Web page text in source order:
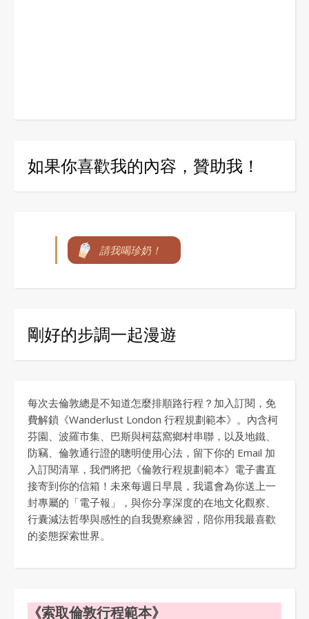
如果你喜歡我的內容，贊助我！
請我喝珍奶！
剛好的步調一起漫遊
每次去倫敦總是不知道怎麼排順路行程？加入訂閱，免
費解鎖《Wanderlust London 行程規劃範本》。內含柯
芬園、波羅市集、巴斯與柯茲窩鄉村串聯，以及地鐵、
防竊、倫敦通行證的聰明使用心法，留下你的 Email 加
入訂閱清單，我們將把《倫敦行程規劃範本》電子書直
接寄到你的信箱！未來每週日早晨，我還會為你送上一
封專屬的「電子報」，與你分享深度的在地文化觀察、
行囊減法哲學與感性的自我覺察練習，陪你用我最喜歡
的姿態探索世界。
《索取倫敦行程範本》